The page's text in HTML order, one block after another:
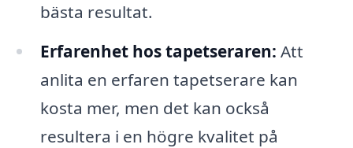
bästa resultat.
Erfarenhet hos tapetseraren: Att
anlita en erfaren tapetserare kan
kosta mer, men det kan också
resultera i en högre kvalitet på